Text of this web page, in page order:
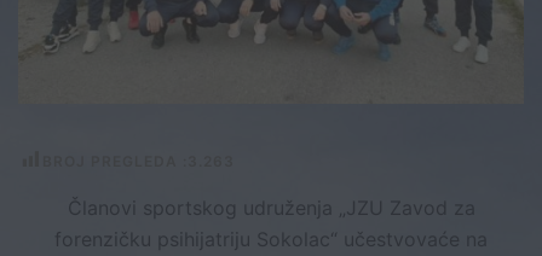
Članovi sportskog udruženja „JZU Zavod za
forenzičku psihijatriju Sokolac“ učestvovaće na